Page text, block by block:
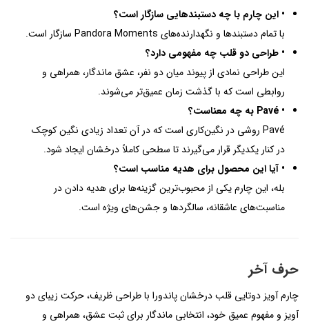
• این چارم با چه دستبندهایی سازگار است؟
با تمام دستبندها و نگهدارنده‌های Pandora Moments سازگار است.
• طراحی دو قلب چه مفهومی دارد؟
این طراحی نمادی از پیوند میان دو نفر، عشق ماندگار، همراهی و
روابطی است که با گذشت زمان عمیق‌تر می‌شوند.
• Pavé به چه معناست؟
Pavé روشی در نگین‌کاری است که در آن تعداد زیادی نگین کوچک
در کنار یکدیگر قرار می‌گیرند تا سطحی کاملاً درخشان ایجاد شود.
• آیا این محصول برای هدیه مناسب است؟
بله، این چارم یکی از محبوب‌ترین گزینه‌ها برای هدیه دادن در
مناسبت‌های عاشقانه، سالگردها و جشن‌های ویژه است.
حرف آخر
چارم آویز دوتایی قلب درخشان پاندورا با طراحی ظریف، حرکت زیبای دو
آویز و مفهوم عمیق خود، انتخابی ماندگار برای ثبت عشق، همراهی و